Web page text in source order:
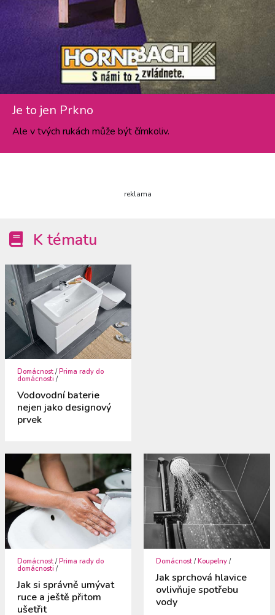
Je to jen Prkno
Ale v tvých rukách může být čímkoliv.
reklama
K tématu
Domácnost /Prima rady do
domácnosti /
Vodovodní baterie
nejen jako designový
prvek
Domácnost /Prima rady do
domácnosti /
Jak si správně umývat
ruce a ještě přitom
ušetřit
Domácnost /Koupelny /
Jak sprchová hlavice
ovlivňuje spotřebu
vody